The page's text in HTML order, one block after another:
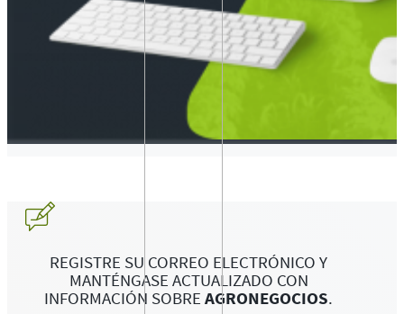
REGISTRE SU CORREO ELECTRÓNICO Y
MANTÉNGASE ACTUALIZADO CON
INFORMACIÓN SOBRE AGRONEGOCIOS.